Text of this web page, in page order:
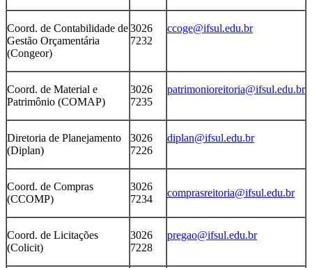
Coord. de Contabilidade de
Gestão Orçamentária
(Congeor)
3026
7232
ccoge@ifsul.edu.br
Coord. de Material e
Patrimônio (COMAP)
3026
7235
patrimonioreitoria@ifsul.edu.br
Diretoria de Planejamento
(Diplan)
3026
7226
diplan@ifsul.edu.br
Coord. de Compras
(CCOMP)
3026
7234
comprasreitoria@ifsul.edu.br
Coord. de Licitações
(Colicit)
3026
7228
pregao@ifsul.edu.br